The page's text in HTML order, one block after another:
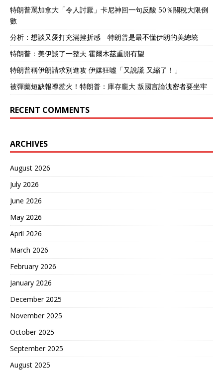
特朗普罵加拿大「令人討厭」卡尼神回一句反酸 50％關稅大限倒
數
分析：想談又愛打充滿挫折感 特朗普是最不懂伊朗的美總統
特朗普：美伊談了一整天 霍爾木茲重開有望
特朗普稱伊朗請求別進攻 伊媒狂噓「又說謊 又縮了！」
被彈藥短缺報導惹火！特朗普：庫存龐大 叛國言論洩密者要坐牢
RECENT COMMENTS
ARCHIVES
August 2026
July 2026
June 2026
May 2026
April 2026
March 2026
February 2026
January 2026
December 2025
November 2025
October 2025
September 2025
August 2025